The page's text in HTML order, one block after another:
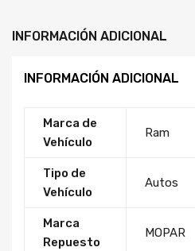
INFORMACIÓN ADICIONAL
INFORMACIÓN ADICIONAL
Marca de
Vehículo
Ram
Tipo de
Vehículo
Autos
Marca
Repuesto
MOPAR